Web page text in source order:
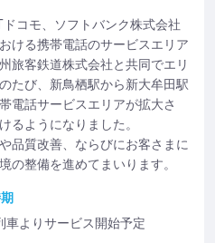
コモ、ソフトバンク株式会社
ける携帯電話のサービスエリア
旅客鉄道株式会社と共同でエリ
たび、新鳥栖駅から新大牟田駅
電話サービスエリアが拡大さ
るようになりました。
品質改善、ならびにお客さまに
の整備を進めてまいります。
よりサービス開始予定